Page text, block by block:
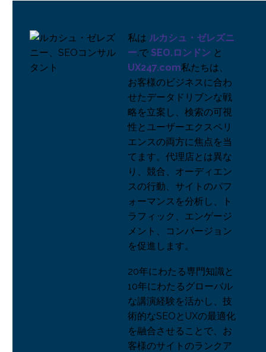
2
26 6? 2024
UXデザインにおけるス
トーリーボード
0
UXデザインにおけるア
イコンの使い方
0
UXデザイン・セキュリ
0
予期せぬ振る舞いを実
現するUXデザイン
0
アジャイルUXを成功さ
UXプロトタイプの一般
的な落とし穴を克服す
1
UXデザインのROI
1
私は ルカシュ・ゼレズニ
ー.で SEO.ロンドン と
UX247.com私たちは、
お客様のビジネスに合わ
せたデータドリブンな戦
略を立案し、検索の可視
性とユーザーエクスペリ
エンスの両方に焦点を当
てます。代理店とは異な
り、競合、オーディエン
スの行動、サイトのパフ
ォーマンスを分析し、ト
ラフィック、エンゲージ
メント、コンバージョン
を促進します。
20年にわたる専門知識と
10年にわたるグローバル
な講演経験を活かし、技
術的なSEOとUXの最適化
を融合させることで、お
客様のサイトのランクア